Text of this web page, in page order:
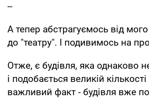
--
А тепер абстрагуємось від
до "театру". І подивимось на
Отже, є будівля, яка однаково
і подобається великій
важливий факт - будівля вже